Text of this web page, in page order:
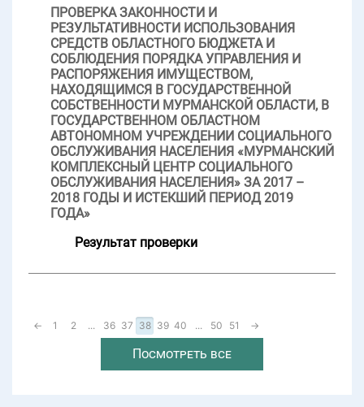
ПРОВЕРКА ЗАКОННОСТИ И
РЕЗУЛЬТАТИВНОСТИ ИСПОЛЬЗОВАНИЯ
СРЕДСТВ ОБЛАСТНОГО БЮДЖЕТА И
СОБЛЮДЕНИЯ ПОРЯДКА УПРАВЛЕНИЯ И
РАСПОРЯЖЕНИЯ ИМУЩЕСТВОМ,
НАХОДЯЩИМСЯ В ГОСУДАРСТВЕННОЙ
СОБСТВЕННОСТИ МУРМАНСКОЙ ОБЛАСТИ, В
ГОСУДАРСТВЕННОМ ОБЛАСТНОМ
АВТОНОМНОМ УЧРЕЖДЕНИИ СОЦИАЛЬНОГО
ОБСЛУЖИВАНИЯ НАСЕЛЕНИЯ «МУРМАНСКИЙ
КОМПЛЕКСНЫЙ ЦЕНТР СОЦИАЛЬНОГО
ОБСЛУЖИВАНИЯ НАСЕЛЕНИЯ» ЗА 2017 –
2018 ГОДЫ И ИСТЕКШИЙ ПЕРИОД 2019
ГОДА»
Результат проверки
← 1 2 ... 36 37 38 39 40 ... 50 51 →
Посмотреть все